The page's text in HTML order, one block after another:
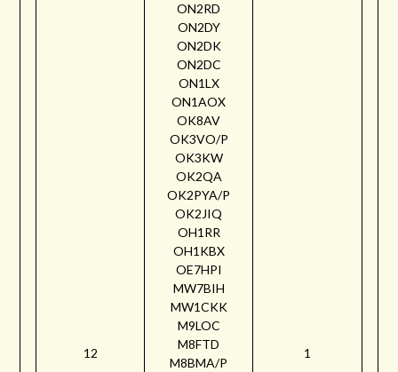
12
ON2RD
ON2DY
ON2DK
ON2DC
ON1LX
ON1AOX
OK8AV
OK3VO/P
OK3KW
OK2QA
OK2PYA/P
OK2JIQ
OH1RR
OH1KBX
OE7HPI
MW7BIH
MW1CKK
M9LOC
M8FTD
M8BMA/P
1